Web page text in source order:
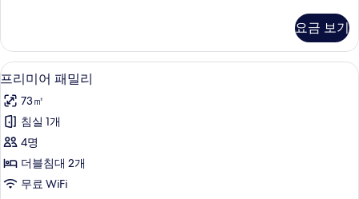
리
사
진
모
두
보
기
스
위
트
밀
리
자
세
히
보
기
요금 보기
프
리
미
어
패
밀
고급 침구, 객실 내 금고, 책상, 암막 커튼
5
프리미어 패밀리
73㎡
침실 1개
4명
더블침대 2개
무료 WiFi